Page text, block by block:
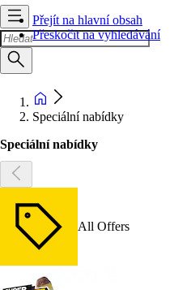
Přejít na hlavní obsah
Přeskočit na vyhledávání
Speciální nabídky
Speciální nabídky
All Offers